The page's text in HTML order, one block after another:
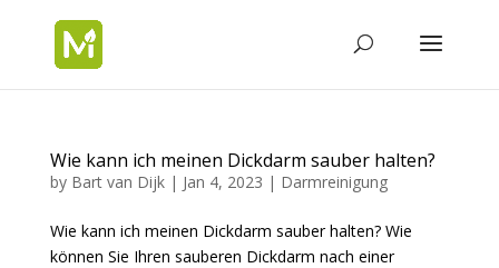
Wie kann ich meinen Dickdarm sauber halten?
by Bart van Dijk| Jan 4, 2023 | Darmreinigung
Wie kann ich meinen Dickdarm sauber halten? Wie
können Sie Ihren sauberen Dickdarm nach einer